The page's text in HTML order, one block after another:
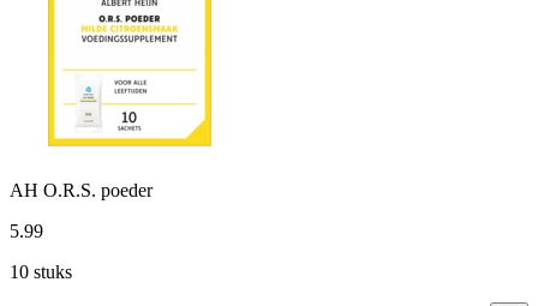
AH O.R.S. poeder
5.99
10 stuks